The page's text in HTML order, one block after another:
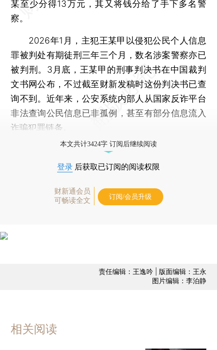
某至少分得13万元，其又将钱分给了手下多名警
察。
2026年1月，主犯王某甲以侵犯公民个人信息
罪被判处有期徒刑三年三个月，数名涉案警察亦已
被判刑。3月底，王某甲的刑事判决书在中国裁判
文书网公布，不过截至财新发稿时这份判决书已查
询不到。近年来，公安系统内部人从国家反诈平台
非法查询公民信息已非孤例，甚至有部分信息流入
诈骗犯罪链条。
本文共计3424字 订阅后继续阅读
登录 后获取已订阅的阅读权限
财新通会员
可畅读全文
订阅/会员升级
责任编辑：王逸吟 | 版面编辑：王永
图片编辑：李泊静
相关阅读